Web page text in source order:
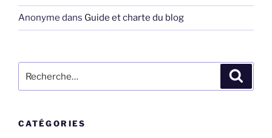
Anonyme dans Guide et charte du blog
pour
CATÉGORIES